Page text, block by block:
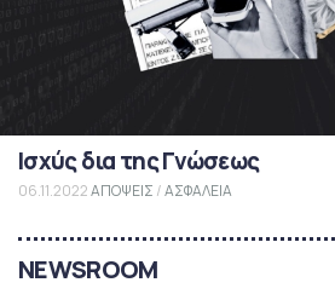
Ισχύς δια της Γνώσεως
06.11.2022ΑΠΟΨΕΙΣ /ΑΣΦΑΛΕΙΑ
NEWSROOM